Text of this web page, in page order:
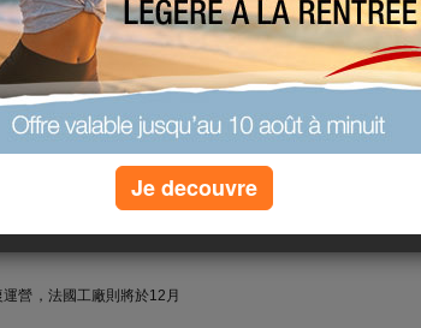
傳播，法國等部分歐盟成
線，導致大量進出英國的
英國和法國的工廠，其中
月22日）開始停工，英國
說，交通封鎖“擾亂了零
生產卡羅拉車型，在法國
營，法國工廠則將於12月
Je decouvre